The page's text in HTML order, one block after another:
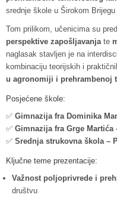
srednje škole u Širokom Brijegu
Tom prilikom, učenicima su
perspektive zapošljavanja te
naglasak stavljen je na
kombinaciju teorijskih i
u agronomiji i prehrambenoj
Posjećene škole:
✅ Gimnazija fra Dominika
✅ Gimnazija fra Grge Martića
✅ Srednja strukovna škola –
Ključne teme prezentacije:
Važnost poljoprivrede i
društvu